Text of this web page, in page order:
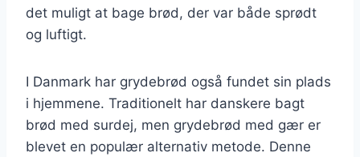
det muligt at bage brød, der var både sprødt
og luftigt.
I Danmark har grydebrød også fundet sin plads
i hjemmene. Traditionelt har danskere bagt
brød med surdej, men grydebrød med gær er
blevet en populær alternativ metode. Denne